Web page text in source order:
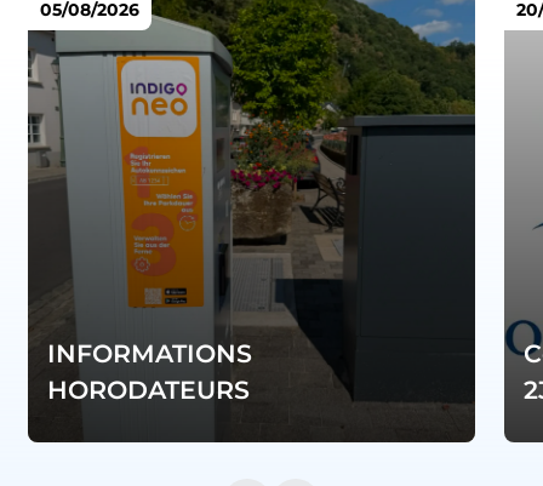
INFORMATIONS
HORODATEURS
05/08/2026